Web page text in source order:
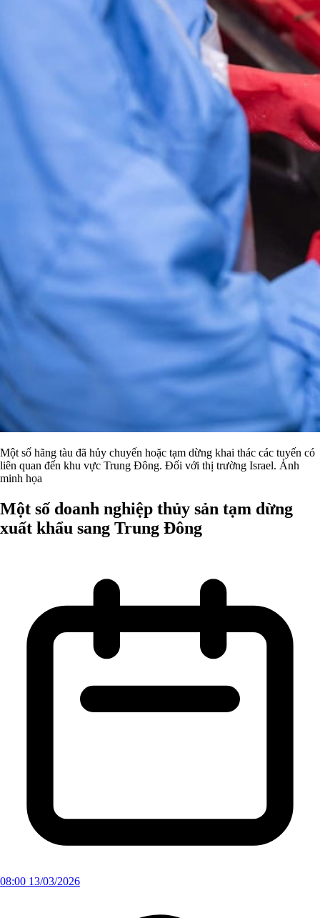
Một số hãng tàu đã hủy chuyến hoặc tạm dừng khai thác các tuyến có
liên quan đến khu vực Trung Đông. Đối với thị trường Israel. Ảnh
minh họa
Một số doanh nghiệp thủy sản tạm dừng
xuất khẩu sang Trung Đông
08:00 13/03/2026